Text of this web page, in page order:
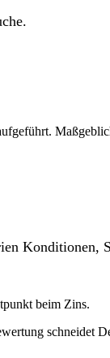
Konditionen,
beim Zins.
schneidet